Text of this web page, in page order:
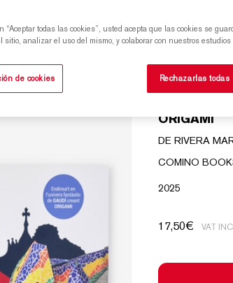
ENDINSAT
ORIGAMI
DE RIVERA
COMINO
2025
17,50€ VAT
“Aceptar todas las cookies”, usted acepta que las cookies se
sitio, analizar el uso del mismo, y colaborar con nuestros
de cookies Rechazarlas todas